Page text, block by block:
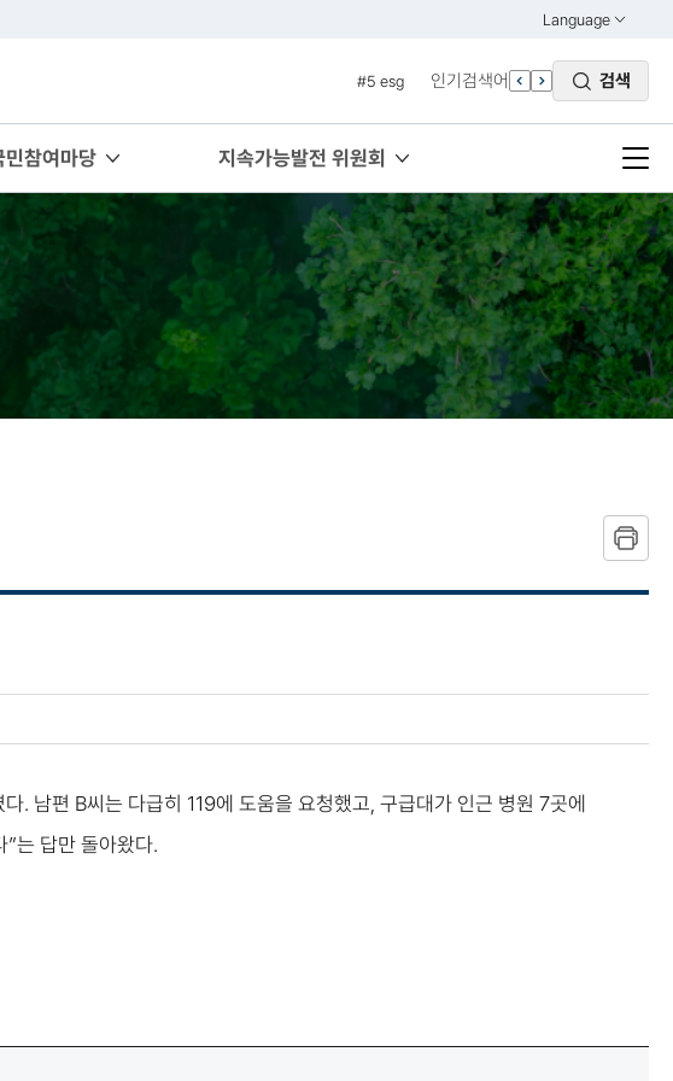
Language
열기
ENGLISH
#5 esg
#7 un
#1 경제
#2 환경
인기검색어 검색
민참여마당 지속가능발전 위원회
남편 B씨는 다급히 119에 도움을 요청했고, 구급대가 인근 병원 7곳에
는 답만 돌아왔다.